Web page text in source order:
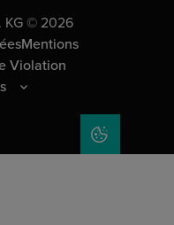
KG © 2026
Mentions
Violation
COOKIE